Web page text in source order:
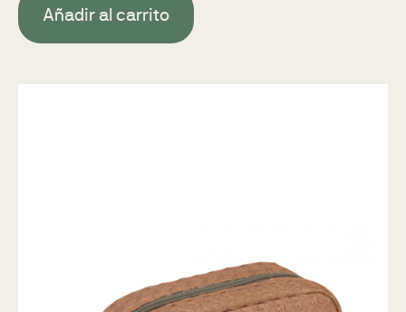
Añadir al carrito